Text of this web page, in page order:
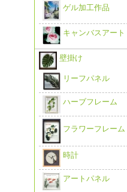
ゲル加工作品
キャンバスアート
壁掛け
リーフパネル
ハーブフレーム
フラワーフレーム
時計
アートパネル